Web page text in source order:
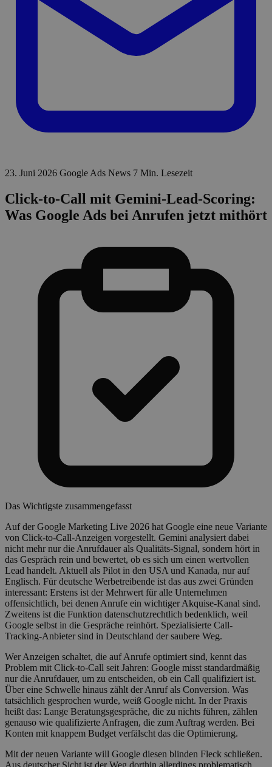
23. Juni 2026 Google Ads News 7 Min. Lesezeit
Click-to-Call mit Gemini-Lead-Scoring:
Was Google Ads bei Anrufen jetzt mithört
Das Wichtigste zusammengefasst
Auf der Google Marketing Live 2026 hat Google eine neue Variante
von Click-to-Call-Anzeigen vorgestellt. Gemini analysiert dabei
nicht mehr nur die Anrufdauer als Qualitäts-Signal, sondern hört in
das Gespräch rein und bewertet, ob es sich um einen wertvollen
Lead handelt. Aktuell als Pilot in den USA und Kanada, nur auf
Englisch. Für deutsche Werbetreibende ist das aus zwei Gründen
interessant: Erstens ist der Mehrwert für alle Unternehmen
offensichtlich, bei denen Anrufe ein wichtiger Akquise-Kanal sind.
Zweitens ist die Funktion datenschutzrechtlich bedenklich, weil
Google selbst in die Gespräche reinhört. Spezialisierte Call-
Tracking-Anbieter sind in Deutschland der saubere Weg.
Wer Anzeigen schaltet, die auf Anrufe optimiert sind, kennt das
Problem mit Click-to-Call seit Jahren: Google misst standardmäßig
nur die Anrufdauer, um zu entscheiden, ob ein Call qualifiziert ist.
Über eine Schwelle hinaus zählt der Anruf als Conversion. Was
tatsächlich gesprochen wurde, weiß Google nicht. In der Praxis
heißt das: Lange Beratungsgespräche, die zu nichts führen, zählen
genauso wie qualifizierte Anfragen, die zum Auftrag werden. Bei
Konten mit knappem Budget verfälscht das die Optimierung.
Mit der neuen Variante will Google diesen blinden Fleck schließen.
Aus deutscher Sicht ist der Weg dorthin allerdings problematisch.